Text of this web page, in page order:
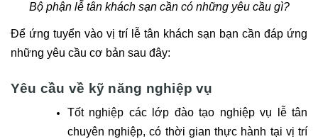
Bộ phận lễ tân khách sạn cần có những yêu cầu gì?
Để ứng tuyển vào vị trí lễ tân khách sạn bạn cần đáp ứng
những yêu cầu cơ bản sau đây:
Yêu cầu về kỹ năng nghiệp vụ
Tốt nghiệp các lớp đào tạo nghiệp vụ lễ tân
chuyên nghiệp, có thời gian thực hành tại vị trí